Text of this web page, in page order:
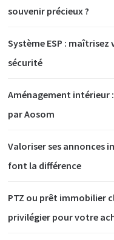
souvenir précieux ?
Système ESP :
sécurité
Aménagement intérieur
par Aosom
Valoriser ses annonces
font la différence
PTZ ou prêt immobilier
privilégier pour votre